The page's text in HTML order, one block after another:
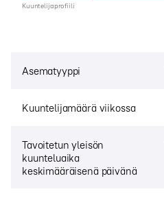
Kuuntelijaprofiili
Asematyyppi
Kuuntelijamäärä viikossa
Tavoitetun yleisön
kuunteluaika
keskimääräisenä päivänä